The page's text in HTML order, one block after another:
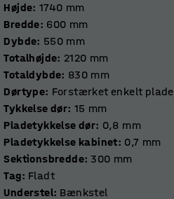
Højde: 1740 mm
Bredde: 600 mm
Dybde: 550 mm
Totalhøjde: 2120 mm
Totaldybde: 830 mm
Dørtype: Forstærket enkelt plade
Tykkelse dør: 15 mm
Pladetykkelse dør: 0,8 mm
Pladetykkelse kabinet: 0,7 mm
Sektionsbredde: 300 mm
Tag: Fladt
Understel: Bænkstel